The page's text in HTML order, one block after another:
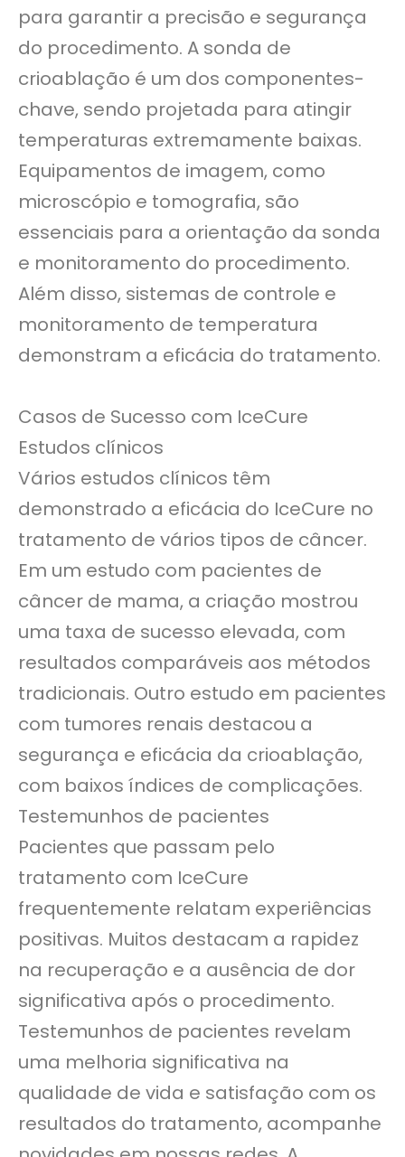
para garantir a precisão e segurança
do procedimento. A sonda de
crioablação é um dos componentes-
chave, sendo projetada para atingir
temperaturas extremamente baixas.
Equipamentos de imagem, como
microscópio e tomografia, são
essenciais para a orientação da sonda
e monitoramento do procedimento.
Além disso, sistemas de controle e
monitoramento de temperatura
demonstram a eficácia do tratamento.
Casos de Sucesso com IceCure
Estudos clínicos
Vários estudos clínicos têm
demonstrado a eficácia do IceCure no
tratamento de vários tipos de câncer.
Em um estudo com pacientes de
câncer de mama, a criação mostrou
uma taxa de sucesso elevada, com
resultados comparáveis ​​aos métodos
tradicionais. Outro estudo em pacientes
com tumores renais destacou a
segurança e eficácia da crioablação,
com baixos índices de complicações.
Testemunhos de pacientes
Pacientes que passam pelo
tratamento com IceCure
frequentemente relatam experiências
positivas. Muitos destacam a rapidez
na recuperação e a ausência de dor
significativa após o procedimento.
Testemunhos de pacientes revelam
uma melhoria significativa na
qualidade de vida e satisfação com os
resultados do tratamento, acompanhe